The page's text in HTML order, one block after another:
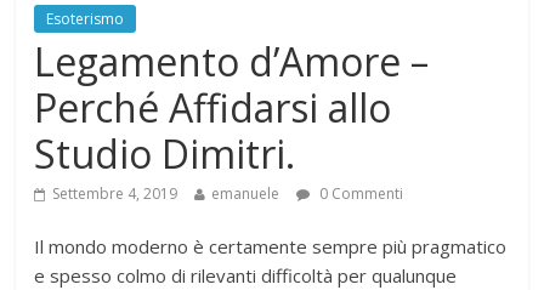
Esoterismo
Legamento d’Amore –
Perché Affidarsi allo
Studio Dimitri.
Settembre 4, 2019 emanuele 0 Commenti
Il mondo moderno è certamente sempre più pragmatico
e spesso colmo di rilevanti difficoltà per qualunque